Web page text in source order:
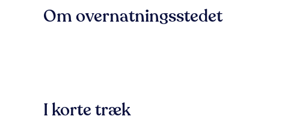
Om overnatningsstedet
I korte træk